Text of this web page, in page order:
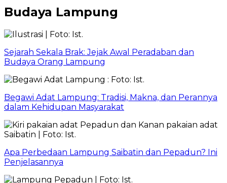
Budaya Lampung
Sejarah Sekala Brak: Jejak Awal Peradaban dan
Budaya Orang Lampung
Begawi Adat Lampung: Tradisi, Makna, dan Perannya
dalam Kehidupan Masyarakat
Apa Perbedaan Lampung Saibatin dan Pepadun? Ini
Penjelasannya